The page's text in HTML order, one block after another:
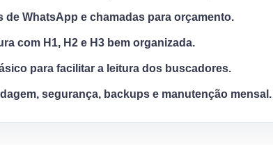
de WhatsApp e chamadas para orçamento.
com H1, H2 e H3 bem organizada.
para facilitar a leitura dos buscadores.
segurança, backups e manutenção mensal.